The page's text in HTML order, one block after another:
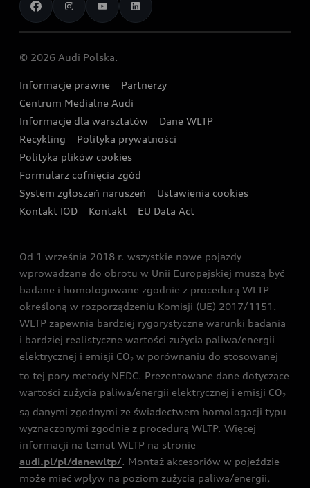
Umów się na jazdę testową
Skonfiguruj swój model z Ekspertem Audi
Dostępne samochody nowe
Wyszukaj najbliższego Partnera Audi
Oferta dla przedsiębiorców
Oferta dla klientów prywatnych
Kalkulator rat
Ubezpieczenie
Audi exclusive
Porównaj nasze modele plug-in hybrid
Zasięg
Aplikacja myAudi i usługi cyfrowe
Centrum napraw powypadkowych
Gwarancja
Akcje serwisowe Audi
Katalog online akcesoriów
Audi Revolut F1® Team
Audi i Muzeum Sztuki Nowoczesnej w Warszawie
Audi driving experience
Audi quattro Cup
Audi i Puchar Świata w Skokach Narciarskich w
Zakopanem
© 2026 Audi Polska.
Informacje prawne
Partnerzy
Centrum Medialne Audi
Informacje dla warsztatów
Dane WLTP
Recykling
Polityka prywatności
Polityka plików cookies
Formularz cofnięcia zgód
System zgłoszeń naruszeń
Ustawienia cookies
Kontakt IOD
Kontakt EU Data Act
Od 1 września 2018 r. wszystkie nowe pojazdy
wprowadzane do obrotu w Unii Europejskiej muszą być
badane i homologowane zgodnie z procedurą WLTP
określoną w rozporządzeniu Komisji (UE) 2017/1151.
WLTP zapewnia bardziej rygorystyczne warunki badania
i bardziej realistyczne wartości zużycia paliwa/energii
elektrycznej i emisji CO2 w porównaniu do stosowanej
to tej pory metody NEDC. Prezentowane dane dotyczące
wartości zużycia paliwa/energii elektrycznej i emisji CO2
są danymi zgodnymi ze świadectwem homologacji typu
wyznaczonymi zgodnie z procedurą WLTP. Więcej
informacji na temat WLTP na stronie
audi.pl/pl/danewltp/. Montaż akcesoriów w pojeździe
może mieć wpływ na poziom zużycia paliwa/energii,